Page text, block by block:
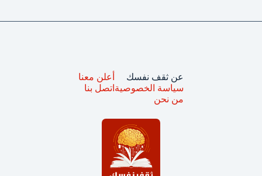
عن ثقف نفسك
سياسة الخصوصية
من نحن
أعلن معنا
اتصل بنا